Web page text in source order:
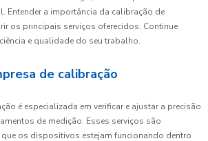
Entender a importância da calibração de
os principais serviços oferecidos. Continue
e qualidade do seu trabalho.
de calibração
é especializada em verificar e ajustar a precisão
de medição. Esses serviços são
os dispositivos estejam funcionando dentro